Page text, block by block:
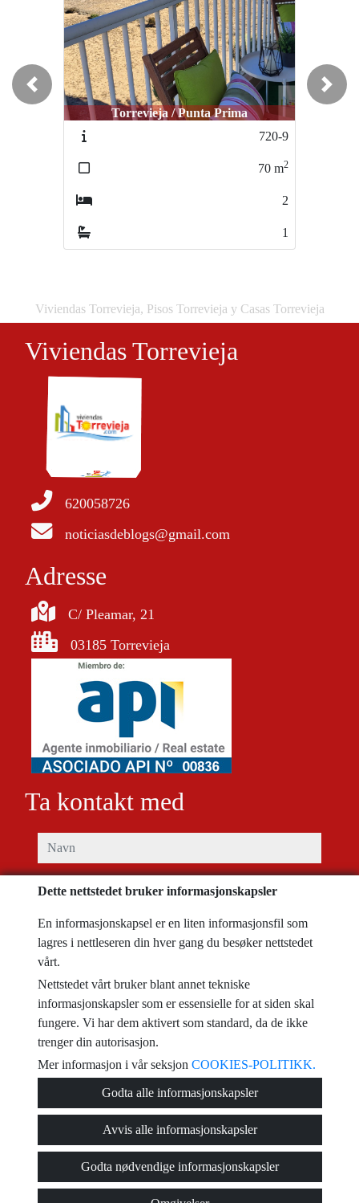
Torrevieja / Punta PrimaTorrevieja / Punta Prima
Previous Next
Viviendas Torrevieja, Pisos Torrevieja y Casas Torrevieja
Viviendas Torrevieja
620058726
noticiasdeblogs@gmail.com
Adresse
C/ Pleamar, 21
03185 Torrevieja
Ta kontakt med
navn
telefon
e-post
melding
Send
Dette nettstedet bruker informasjonskapsler
En informasjonskapsel er en liten informasjonsfil som
lagres i nettleseren din hver gang du besøker nettstedet
vårt.
Nettstedet vårt bruker blant annet tekniske
informasjonskapsler som er essensielle for at siden skal
fungere. Vi har dem aktivert som standard, da de ikke
trenger din autorisasjon.
Mer informasjon i vår seksjon COOKIES-POLITIKK.
Godta alle informasjonskapsler
Avvis alle informasjonskapsler
Godta nødvendige informasjonskapsler